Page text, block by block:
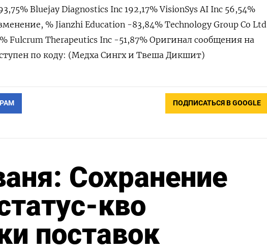
Bluejay Diagnostics ​Inc 192,17% VisionSys ⁠AI Inc 56,54%
% Jianzhi Education -83,84% Technology Group Co ‌Ltd
Fulcrum ‌Therapeutics Inc -51,87% Оригинал сообщения на
по коду: (Медха ‌Сингх и Твеша Дикшит)
ПОДПИСАТЬСЯ В GOOGLE
Сохранение
кво
поставок